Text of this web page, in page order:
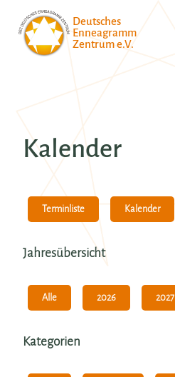
Deutsches
Enneagramm
Zentrum e.V.
Kalender
Terminliste Kalender
Jahresübersicht
Alle 2026 2027
Kategorien